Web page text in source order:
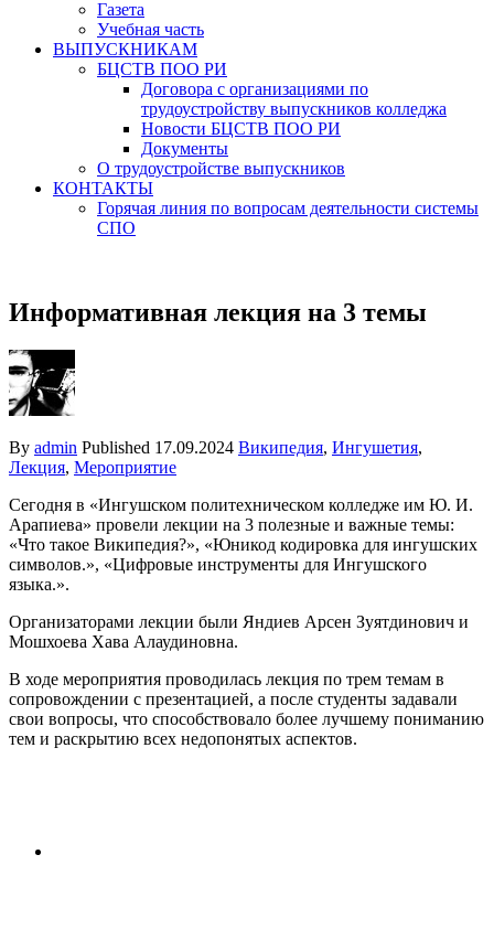
Газета
Учебная часть
ВЫПУСКНИКАМ
БЦСТВ ПОО РИ
Договора с организациями по
трудоустройству выпускников колледжа
Новости БЦСТВ ПОО РИ
Документы
О трудоустройстве выпускников
КОНТАКТЫ
Горячая линия по вопросам деятельности системы
СПО
Информативная лекция на 3 темы
By admin Published 17.09.2024 Википедия, Ингушетия,
Лекция, Мероприятие
Сегодня в «Ингушском политехническом колледже им Ю. И.
Арапиева» провели лекции на 3 полезные и важные темы:
«Что такое Википедия?», «Юникод кодировка для ингушских
символов.», «Цифровые инструменты для Ингушского
языка.».
Организаторами лекции были Яндиев Арсен Зуятдинович и
Мошхоева Хава Алаудиновна.
В ходе мероприятия проводилась лекция по трем темам в
сопровождении с презентацией, а после студенты задавали
свои вопросы, что способствовало более лучшему пониманию
тем и раскрытию всех недопонятых аспектов.